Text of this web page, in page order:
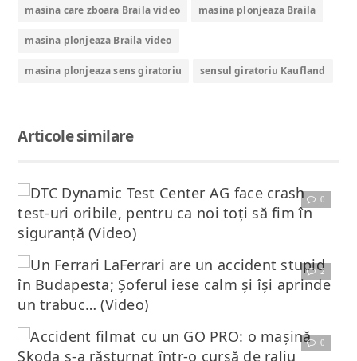
masina care zboara Braila video masina plonjeaza Braila
masina plonjeaza Braila video
masina plonjeaza sens giratoriu sensul giratoriu Kaufland
Articole similare
0
Citește articolul complet
2
Citește articolul complet
0
Citește articolul complet